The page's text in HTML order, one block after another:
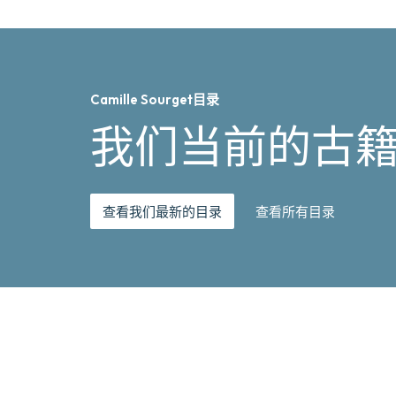
Camille Sourget目录
我们当前的古
查看我们最新的目录 查看所有目录